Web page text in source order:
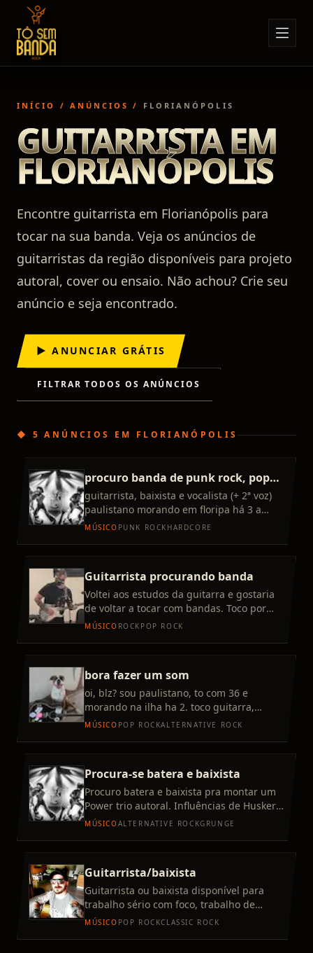
Sobre Nós
Eventos
Minha Conta
INÍCIO / ANÚNCIOS / FLORIANÓPOLIS
GUITARRISTA EM
FLORIANÓPOLIS
Encontre guitarrista em Florianópolis para
tocar na sua banda. Veja os anúncios de
guitarristas da região disponíveis para projeto
autoral, cover ou ensaio. Não achou? Crie seu
anúncio e seja encontrado.
▶ ANUNCIAR GRÁTIS
FILTRAR TODOS OS ANÚNCIOS
◆ 5 ANÚNCIOS EM FLORIANÓPOLIS
procuro banda de punk rock, pop
punk ou hardcore
guitarrista, baixista e vocalista (+ 2ª voz)
paulistano morando em floripa há 3 a
busca aí de banda, seja cover ou autoral,
MÚSICO PUNK ROCK HARDCORE
Guitarrista procurando banda
Voltei aos estudos da guitarra e gostaria
de voltar a tocar com bandas. Toco por
diversão e ja tive outras bandas. Meus
MÚSICO ROCK POP ROCK
bora fazer um som
oi, blz? sou paulistano, to com 36 e
morando na ilha ha 2. toco guitarra,
baixo, ukelele, cavaco e to arranhando um
MÚSICO POP ROCKALTERNATIVE ROCK
Procura-se batera e baixista
Procuro batera e baixista pra montar um
Power trio autoral. Influências de Husker
Du, Mineral, Braid, The Jazz June, noção
MÚSICOALTERNATIVE ROCKGRUNGE
Guitarrista/baixista
Guitarrista ou baixista disponível para
trabalho sério com foco, trabalho de
preferência em pop rock, quero montar
MÚSICO POP ROCKCLASSIC ROCK